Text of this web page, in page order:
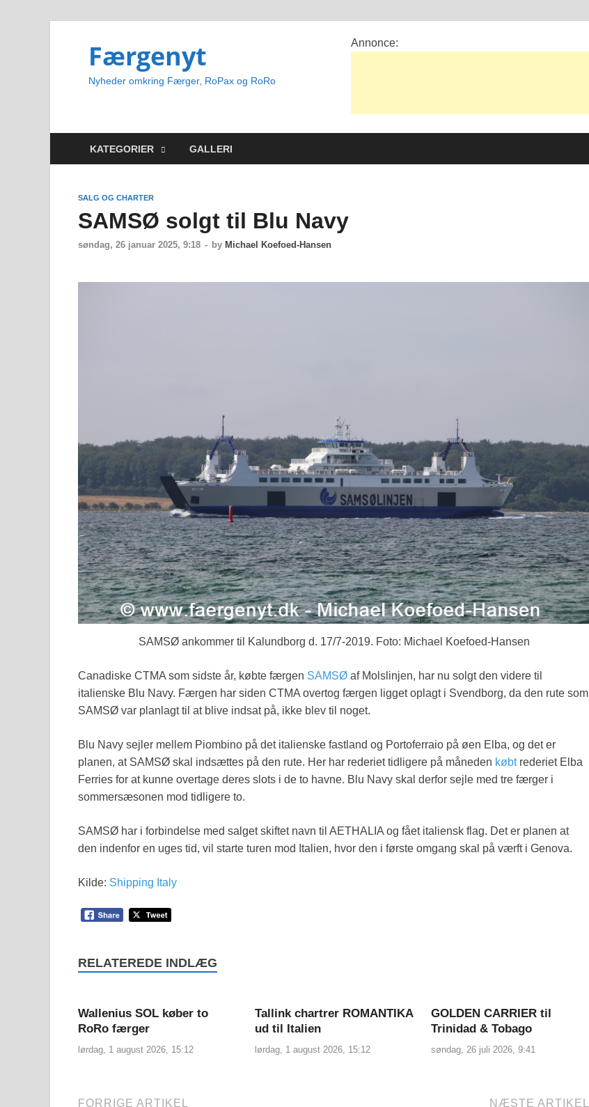
Færgenyt
Nyheder omkring Færger, RoPax og RoRo
Annonce:
KATEGORIER GALLERI
SALG OG CHARTER
SAMSØ solgt til Blu Navy
søndag, 26 januar 2025, 9:18 - by Michael Koefoed-Hansen
SAMSØ ankommer til Kalundborg d. 17/7-2019. Foto: Michael Koefoed-Hansen
Canadiske CTMA som sidste år, købte færgen SAMSØ af Molslinjen, har nu solgt den videre til
italienske Blu Navy. Færgen har siden CTMA overtog færgen ligget oplagt i Svendborg, da den rute som
SAMSØ var planlagt til at blive indsat på, ikke blev til noget.
Blu Navy sejler mellem Piombino på det italienske fastland og Portoferraio på øen Elba, og det er
planen, at SAMSØ skal indsættes på den rute. Her har rederiet tidligere på måneden købtrederiet Elba
Ferries for at kunne overtage deres slots i de to havne. Blu Navy skal derfor sejle med tre færger i
sommersæsonen mod tidligere to.
SAMSØ har i forbindelse med salget skiftet navn til AETHALIA og fået italiensk flag. Det er planen at
den indenfor en uges tid, vil starte turen mod Italien, hvor den i første omgang skal på værft i Genova.
Kilde: Shipping Italy
RELATEREDE INDLÆG
Wallenius SOL køber to
RoRo færger
lørdag, 1 august 2026, 15:12
Tallink chartrer ROMANTIKA
ud til Italien
lørdag, 1 august 2026, 15:12
GOLDEN CARRIER til
Trinidad & Tobago
søndag, 26 juli 2026, 9:41
FORRIGE ARTIKEL
NÆSTE ARTIKEL